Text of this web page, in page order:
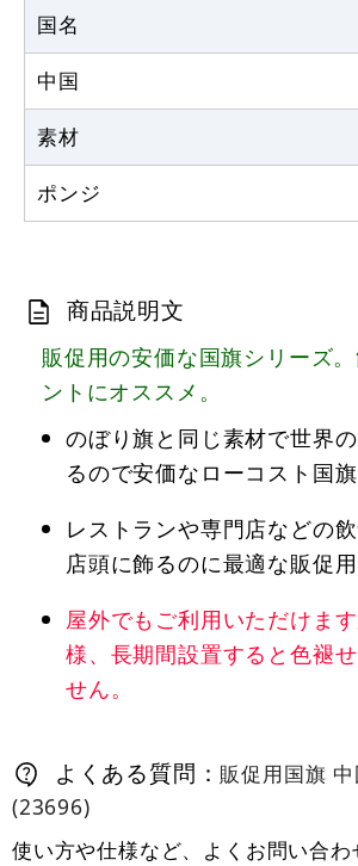
国名
中国
素材
ポンジ
商品説明文
販促用の安価な国旗シリーズ
ントにオススメ。
のぼり旗と同じ素材で世界
るので安価なローコスト国旗
レストランや専門店などの
店頭に飾るのに最適な販促用
屋外でもご利用いただけま
様、長期間設置すると色褪
せん。
よくある質問： 販促用国旗
(23696)
使い方や仕様など、よくお問い合わ